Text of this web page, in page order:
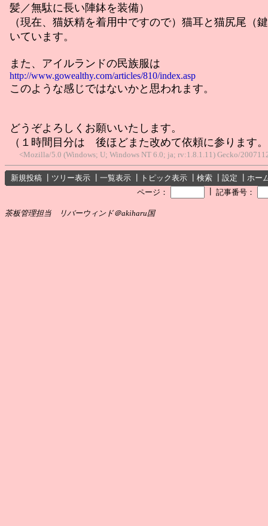
髪／無駄に長い陣鉢を装備）
（現在、猫妖精を着用中ですので）猫耳と猫尻尾（
いています。
また、アイルランドの民族服は
http://www.gowealthy.com/articles/810/index.asp
このような感じではないかと思われます。
どうぞよろしくお願いいたします。
（１時間目分は 後ほどまた改めて依頼に参ります
<Mozilla/5.0 (Windows; U; Windows NT 6.0; ja; rv:1.8.1.11) Gecko/
新規投稿 ツリー表示 一覧表示 トピック表示 検索 設定
ホー
ページ：
記事番号：
茶板管理担当 リバーウィンド＠akiharu国